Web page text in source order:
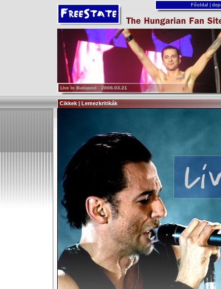
Főoldal
Cikkek | Lemezkritikák